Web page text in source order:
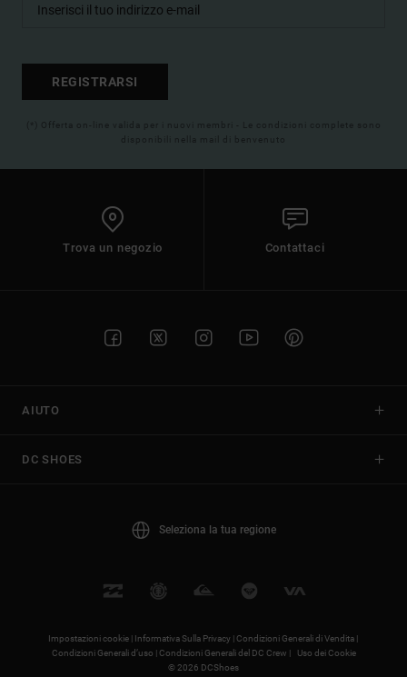
REGISTRARSI
(*) Offerta on-line valida per i nuovi membri - Le condizioni complete sono
disponibili nella mail di benvenuto
Trova un negozio Contattaci
AIUTO
DC SHOES
Seleziona la tua regione
Impostazioni cookie | Informativa Sulla Privacy |Condizioni Generali di Vendita |
Condizioni Generali d’uso |Condizioni Generali del DC Crew |
Uso dei Cookie
© 2026 DCShoes